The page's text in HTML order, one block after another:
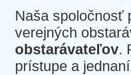
Naša spoločnosť
verejných
obstarávateľov.
prístupe a